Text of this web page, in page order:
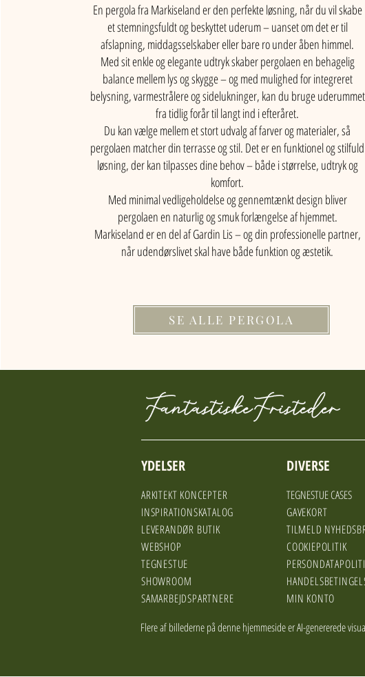
En pergola fra Markiseland er den perfekte løsning, når du vil skabe
et stemningsfuldt og beskyttet uderum – uanset om det er til
afslapning, middagsselskaber eller bare ro under åben himmel.
Med sit enkle og elegante udtryk skaber pergolaen en behagelig
balance mellem lys og skygge – og med mulighed for integreret
belysning, varmestrålere og sidelukninger, kan du bruge uderummet
fra tidlig forår til langt ind i efteråret.
Du kan vælge mellem et stort udvalg af farver og materialer, så
pergolaen matcher din terrasse og stil. Det er en funktionel og stilfuld
løsning, der kan tilpasses dine behov – både i størrelse, udtryk og
komfort.
Med minimal vedligeholdelse og gennemtænkt design bliver
pergolaen en naturlig og smuk forlængelse af hjemmet.
Markiseland er en del af Gardin Lis – og din professionelle partner,
når udendørslivet skal have både funktion og æstetik.
SE ALLE PERGOLA
ARKITEKT KONCEPTER
INSPIRATIONSKATALOG
LEVERANDØR BUTIK
WEBSHOP
TEGNESTUE
SHOWROOM
SAMARBEJDSPARTNERE
TEGNESTUE CASES
GAVEKORT
TILMELD
COOKIEPOLITIK
MIN KONTO
Flere af billederne på denne hjemmeside er AI-genererede
DIVERSE
YDELSER